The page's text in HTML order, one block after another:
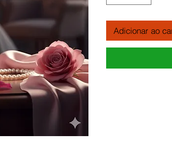
Adicionar ao